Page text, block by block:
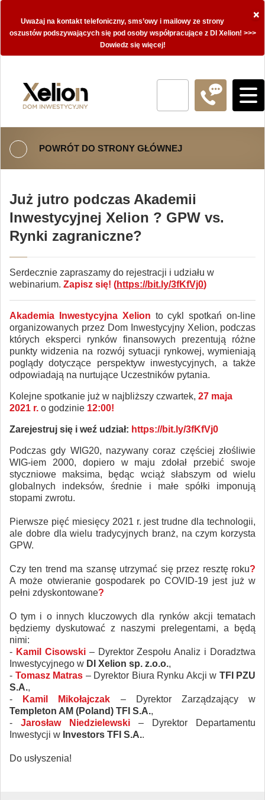
×
Uważaj na kontakt telefoniczny, sms’owy i mailowy ze strony
oszustów podszywających się pod osoby współpracujące z DI Xelion! >>>
Dowiedz się więcej!
POWRÓT DO STRONY GŁÓWNEJ
Już jutro podczas Akademii
Inwestycyjnej Xelion ? GPW vs.
Rynki zagraniczne?
Serdecznie zapraszamy do rejestracji i udziału w
webinarium. Zapisz się! (https://bit.ly/3fKfVj0)
Akademia Inwestycyjna Xelion to cykl spotkań on-line
organizowanych przez Dom Inwestycyjny Xelion, podczas
których eksperci rynków finansowych prezentują różne
punkty widzenia na rozwój sytuacji rynkowej, wymieniają
poglądy dotyczące perspektyw inwestycyjnych, a także
odpowiadają na nurtujące Uczestników pytania.
Kolejne spotkanie już w najbliższy czwartek, 27 maja
2021 r. o godzinie 12:00!
Zarejestruj się i weź udział: https://bit.ly/3fKfVj0
Podczas gdy WIG20, nazywany coraz częściej złośliwie
WIG-iem 2000, dopiero w maju zdołał przebić swoje
styczniowe maksima, będąc wciąż słabszym od wielu
globalnych indeksów, średnie i małe spółki imponują
stopami zwrotu.
Pierwsze pięć miesięcy 2021 r. jest trudne dla technologii,
ale dobre dla wielu tradycyjnych branż, na czym korzysta
GPW.
Czy ten trend ma szansę utrzymać się przez resztę roku?
A może otwieranie gospodarek po COVID-19 jest już w
pełni zdyskontowane?
O tym i o innych kluczowych dla rynków akcji tematach
będziemy dyskutować z naszymi prelegentami, a będą
nimi:
- Kamil Cisowski– Dyrektor Zespołu Analiz i Doradztwa
Inwestycyjnego w DI Xelion sp. z.o.o.,
- Tomasz Matras – Dyrektor Biura Rynku Akcji w TFI PZU
S.A.,
-
Kamil Mikołajczak – Dyrektor Zarządzający w
Templeton AM (Poland) TFI S.A.,
- Jarosław Niedzielewski – Dyrektor Departamentu
Inwestycji w Investors TFI S.A..
Do usłyszenia!